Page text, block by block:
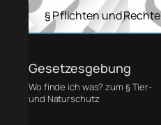
§ Pflichten und Rechte
Gesetzesgebung
Wo finde ich was? zum § Tier-
und Naturschutz